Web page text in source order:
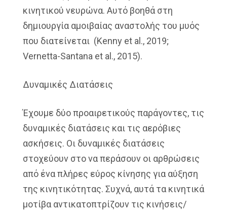
κινητικού νευρώνα. Αυτό βοηθά στη
δημιουργία αμοιβαίας αναστολής του μυός
που διατείνεται (Kenny et al., 2019;
Vernetta-Santana et al., 2015).
Δυναμικές Διατάσεις
Έχουμε δύο προαιρετικούς παράγοντες, τις
δυναμικές διατάσεις και τις αερόβιες
ασκήσεις. Οι δυναμικές διατάσεις
στοχεύουν στο να περάσουν οι αρθρώσεις
από ένα πλήρες εύρος κίνησης για αύξηση
της κινητικότητας. Συχνά, αυτά τα κινητικά
μοτίβα αντικατοπτρίζουν τις κινήσεις/